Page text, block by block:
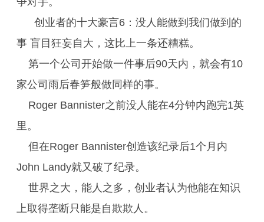
创业者的十大豪言6：没人能做到我们做到的
事 盲目狂妄自大，这比上一条还糟糕。
第一个公司开始做一件事后90天内，就会有10
家公司雨后春笋般做同样的事。
Roger Bannister之前没人能在4分钟内跑完1英
里。
但在Roger Bannister创造该纪录后1个月内
John Landy就又破了纪录。
世界之大，能人之多，创业者认为他能在知识
上取得垄断只能是自欺欺人。